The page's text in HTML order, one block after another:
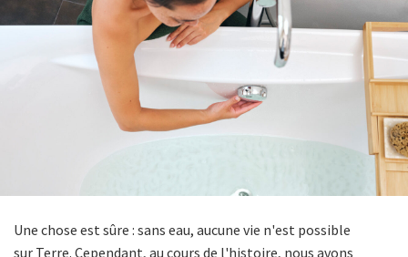
Une chose est sûre : sans eau, aucune vie n'est possible
sur Terre. Cependant, au cours de l'histoire, nous avons